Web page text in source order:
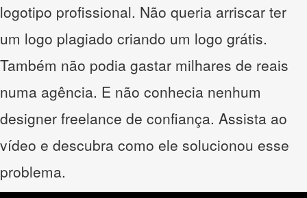
logotipo profissional. Não queria arriscar ter
um logo plagiado criando um logo grátis.
Também não podia gastar milhares de reais
numa agência. E não conhecia nenhum
designer freelance de confiança. Assista ao
vídeo e descubra como ele solucionou esse
problema.